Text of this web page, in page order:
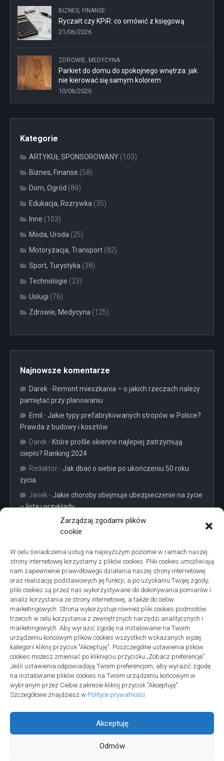
Zarządzaj zgodami plików
cookie
W celu świadczenia usług na najwyższym poziomie w ramach naszej
strony internetowej korzystamy z plików cookies. Pliki cookies umożliwiają
nam zapewnienie prawidłowego działania naszej strony internetowej
oraz realizację podstawowych jej funkcji, a po uzyskaniu Twojej zgody,
pliki cookies są przez nas wykorzystywane do dokonywania pomiarów i
analiz korzystania ze strony internetowej, a także do celów
marketingowych. Strona wykorzystuje również pliki cookies podmiotów
trzecich w celu korzystania z zewnętrznych narzędzi analitycznych i
marketingowych. Aby wyrazić zgodę na instalowanie na Twoim
urządzeniu końcowym plików cookies wszystkich wskazanych wyżej
kategorii kliknij przycisk "Akceptuję". Poszczególne ustawienia plików
cookies możesz zmieniać po kliknięciu przycisku „Zobacz preferencje”.
Jeśli ustawienia odpowiadają Twoim preferencjom, aby wyrazić zgodę
na instalowanie plików cookies na Twoim urządzeniu końcowym w
wybranym przez Ciebie zakresie kliknij przycisk "Akceptuję".
Szczegółowe znajdziesz w Polityce prywatności.
Akceptuję
Odmów
BIZNES, FINANSE
Ryczałt czy KPiR: co omówić z księgową
21/06/2026
ZDROWIE, MEDYCYNA
Parkiet do domu do spokojnego wnętrza: jak
nie kierować się samym kolorem
10/06/2026
Kategorie
ARTYKUŁ SPONSOROWANY (103)
Biznes, Finanse (58)
Dom, Ogród (89)
Edukacja, Rozrywka (35)
Inne (103)
Moda, Uroda (25)
Motoryzacja, Transport (82)
Sport, Turystyka (38)
Technologie (23)
Usługi (76)
Zdrowie, Medycyna (125)
Najnowsze komentarze
Darek- Remont mieszkania – o jakich rzeczach należy
pamiętać przy planowaniu
Emil - Jakie typy prefabrykowanych stropów w Polsce?
Prawda z budowy i kosztów
Darek - Które profile okienne najlepiej zatrzymują
ciepło? Ranking 2024
Redaktor- Jak dbać o siebie po ukończeniu 50 roku
życia
Janek - Jakie choroby obejmuje ubezpieczenie na życie
– lista i przykłady
Projekty domów Podkarpacie
linki z nap